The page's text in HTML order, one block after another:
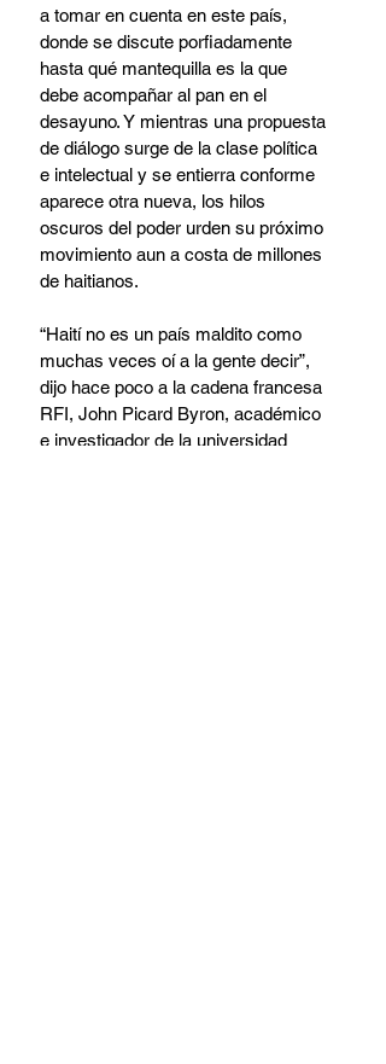
a tomar en cuenta en este país,
donde se discute porfiadamente
hasta qué mantequilla es la que
debe acompañar al pan en el
desayuno. Y mientras una propuesta
de diálogo surge de la clase política
e intelectual y se entierra conforme
aparece otra nueva, los hilos
oscuros del poder urden su próximo
movimiento aun a costa de millones
de haitianos.
“Haití no es un país maldito como
muchas veces oí a la gente decir”,
dijo hace poco a la cadena francesa
RFI, John Picard Byron, académico
e investigador de la universidad